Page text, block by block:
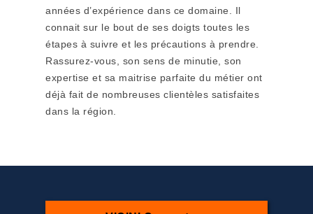
années d’expérience dans ce domaine. Il
connait sur le bout de ses doigts toutes les
étapes à suivre et les précautions à prendre.
Rassurez-vous, son sens de minutie, son
expertise et sa maitrise parfaite du métier ont
déjà fait de nombreuses clientèles satisfaites
dans la région.